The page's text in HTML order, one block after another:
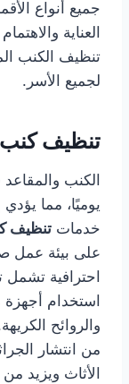
جميع أنواع
العناية
تنظيف الكنب
لجميع الأسر.
تنظيف
الكنب
يوميًا، مما يؤدي
خدمات تنظيف
على بيئة عمل
احترافية تشمل
استخدام أجهزة
والروائح
من انتشار
الأثاث ويزيد